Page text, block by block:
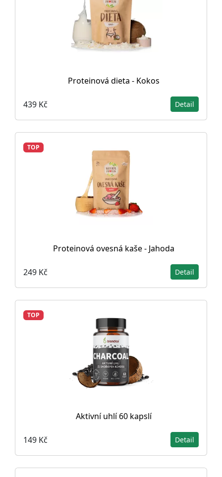
Proteinová dieta - Kokos
439 Kč Detail
TOP
Proteinová ovesná kaše - Jahoda
249 Kč Detail
TOP
Aktivní uhlí 60 kapslí
149 Kč Detail